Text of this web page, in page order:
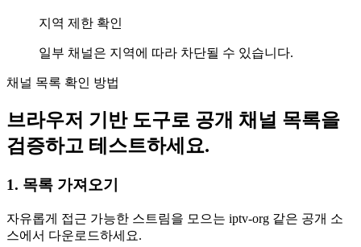
지역 제한 확인
일부 채널은 지역에 따라 차단될 수 있습니다.
채널 목록 확인 방법
브라우저 기반 도구로 공개 채널 목록을
검증하고 테스트하세요.
1. 목록 가져오기
자유롭게 접근 가능한 스트림을 모으는 iptv-org 같은 공개 소
스에서 다운로드하세요.